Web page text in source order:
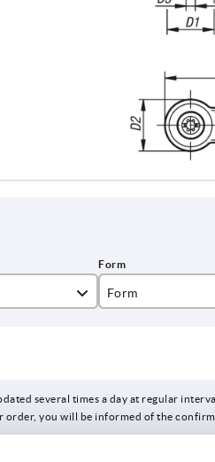
Form
several times a day at regular
order, you will be informed of the